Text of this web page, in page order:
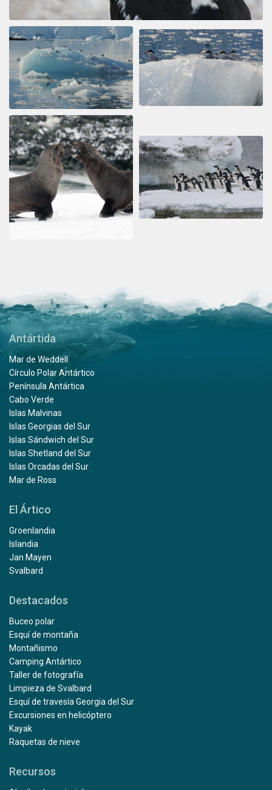
Antártida
Mar de Weddell
Círculo Polar Antártico
Península Antártica
Cabo Verde
Islas Malvinas
Islas Georgias del Sur
Islas Sándwich del Sur
Islas Shetland del Sur
Islas Orcadas del Sur
Mar de Ross
El Ártico
Groenlandia
Islandia
Jan Mayen
Svalbard
Destacados
Buceo polar
Esquí de montaña
Montañismo
Camping Antártico
Taller de fotografía
Limpieza de Svalbard
Esquí de travesía Georgia del Sur
Excursiones en helicóptero
Kayak
Raquetas de nieve
Recursos